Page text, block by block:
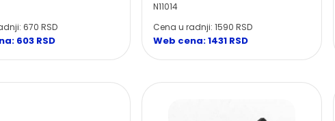
670 RSD
603 RSD
N11014
Cena u radnji: 1590 RSD
Web cena: 1431 RSD